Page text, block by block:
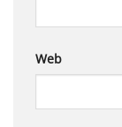
Web